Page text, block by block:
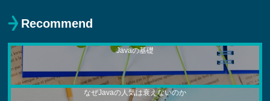
Recommend
Javaの基礎
なぜJavaの人気は衰えないのか